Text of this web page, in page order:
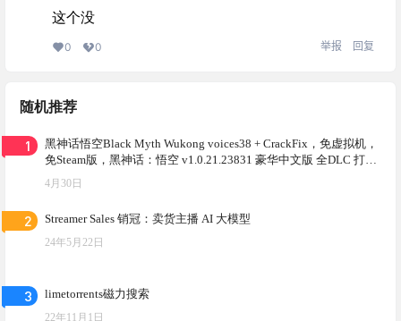
这个没
0 0 举报 回复
随机推荐
1
黑神话悟空Black Myth Wukong voices38 + CrackFix，免虚拟机，
免Steam版，黑神话：悟空 v1.0.21.23831 豪华中文版 全DLC 打包
4月30日
2 Streamer Sales 销冠：卖货主播 AI 大模型
24年5月22日
3 limetorrents磁力搜索
22年11月1日